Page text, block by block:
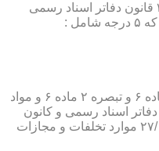
۱-مسئولیت انتظامی و اداری ماده ۳۸ قانون دفاتر اسناد رسمی
:
و طبق ماده ۲۹ آئین نامه های بند ۴ ماده ۶ و تبصره ۲ ماده ۶ و مواد
۲۴-۲۸-۳۷ و ۵۳ قانون دفاتر اسناد رسمی و کانون
سردفتران و دفتریاران مصوب ۲۷/۱۱/۶۰ موارد تخلفات و مجازات